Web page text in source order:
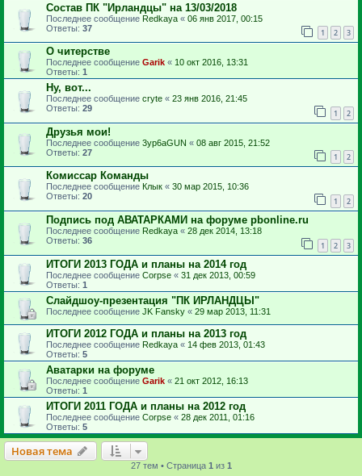
Состав ПК "Ирландцы" на 13/03/2018
Последнее сообщение Redkaya « 06 янв 2017, 00:15
Ответы: 37 1 2 3
О читерстве
Последнее сообщение Garik « 10 окт 2016, 13:31
Ответы: 1
Ну, вот...
Последнее сообщение cryte « 23 янв 2016, 21:45
Ответы: 29 1 2
Друзья мои!
Последнее сообщение 3yp6aGUN « 08 авг 2015, 21:52
Ответы: 27 1 2
Комиссар Команды
Последнее сообщение Клык « 30 мар 2015, 10:36
Ответы: 20 1 2
Подпись под АВАТАРКАМИ на форуме pbonline.ru
Последнее сообщение Redkaya « 28 дек 2014, 13:18
Ответы: 36 1 2 3
ИТОГИ 2013 ГОДА и планы на 2014 год
Последнее сообщение Corpse « 31 дек 2013, 00:59
Ответы: 1
Слайдшоу-презентация "ПК ИРЛАНДЦЫ"
Последнее сообщение JK Fansky « 29 мар 2013, 11:31
ИТОГИ 2012 ГОДА и планы на 2013 год
Последнее сообщение Redkaya « 14 фев 2013, 01:43
Ответы: 5
Аватарки на форуме
Последнее сообщение Garik « 21 окт 2012, 16:13
Ответы: 1
ИТОГИ 2011 ГОДА и планы на 2012 год
Последнее сообщение Corpse « 28 дек 2011, 01:16
Ответы: 5
Новая тема
27 тем • Страница 1 из 1